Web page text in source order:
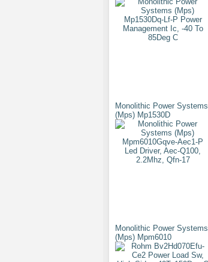
Monolithic Power Systems
(Mps) Mp1530D
Monolithic Power Systems
(Mps) Mpm6010